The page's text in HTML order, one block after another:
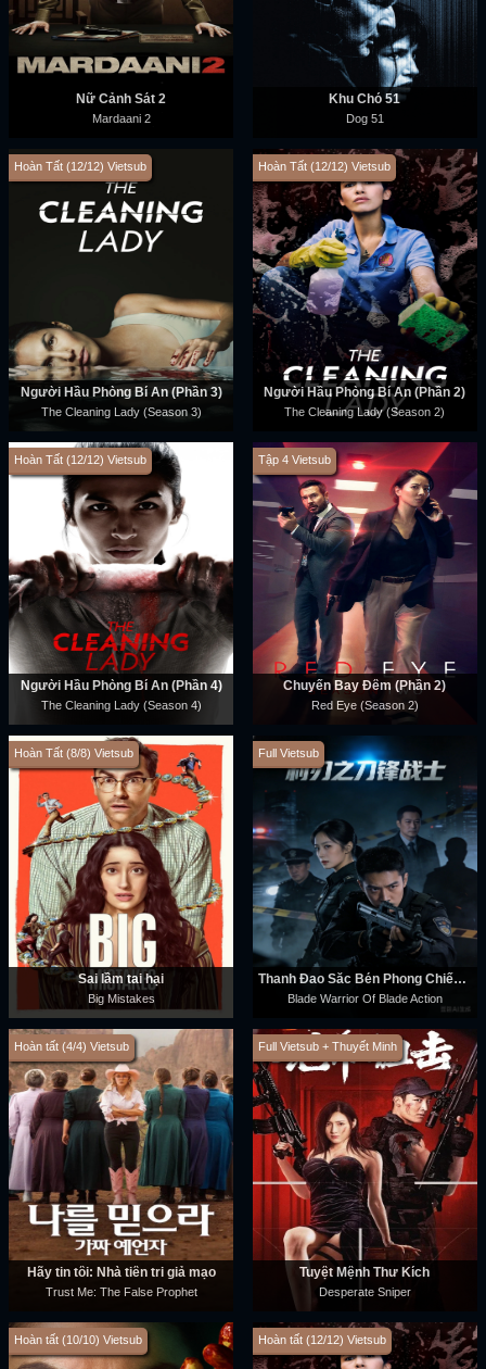
Nữ Cảnh Sát 2
Mardaani 2
Khu Chó 51
Dog 51
Hoàn Tất (12/12) Vietsub
Người Hầu Phòng Bí Ẩn (Phần 3)
The Cleaning Lady (Season 3)
Hoàn Tất (12/12) Vietsub
Người Hầu Phòng Bí Ẩn (Phần 2)
The Cleaning Lady (Season 2)
Hoàn Tất (12/12) Vietsub
Người Hầu Phòng Bí Ẩn (Phần 4)
The Cleaning Lady (Season 4)
Tập 4 Vietsub
Chuyến Bay Đêm (Phần 2)
Red Eye (Season 2)
Hoàn Tất (8/8) Vietsub
Sai lầm tai hại
Big Mistakes
Full Vietsub
Thanh Đao Sắc Bén Phong Chiến Sĩ
Blade Warrior Of Blade Action
Hoàn tất (4/4) Vietsub
Hãy tin tôi: Nhà tiên tri giả mạo
Trust Me: The False Prophet
Full Vietsub + Thuyết Minh
Tuyệt Mệnh Thư Kích
Desperate Sniper
Hoàn tất (10/10) Vietsub Hoàn tất (12/12) Vietsub